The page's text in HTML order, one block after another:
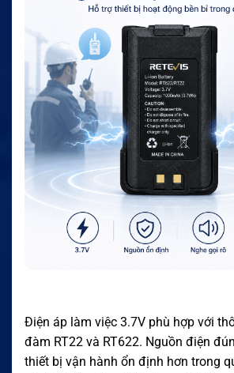
Điện áp làm việc 3.7V phù hợp với
đàm RT22 và RT622. Nguồn điện
thiết bị vận hành ổn định hơn trong